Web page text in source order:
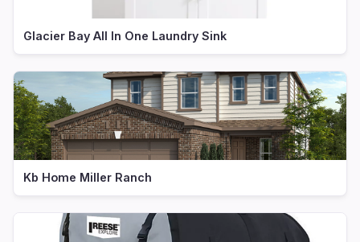
Glacier Bay All In One Laundry Sink
Kb Home Miller Ranch